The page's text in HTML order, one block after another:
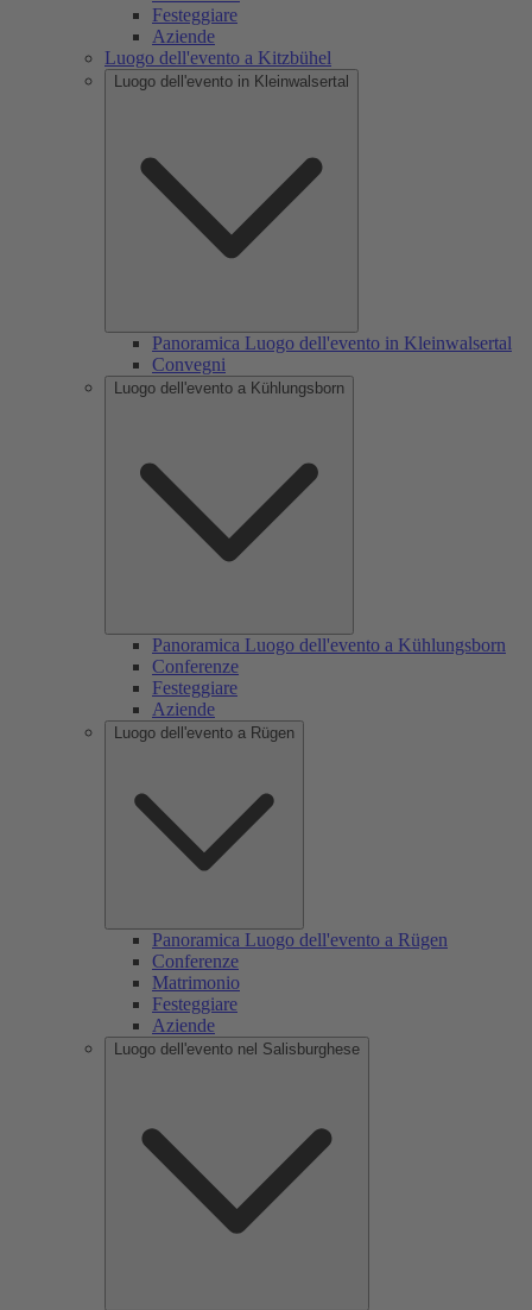
Festeggiare
Aziende
Luogo dell'evento a Kitzbühel
Luogo dell'evento in Kleinwalsertal
Panoramica Luogo dell'evento in Kleinwalsertal
Convegni
Luogo dell'evento a Kühlungsborn
Panoramica Luogo dell'evento a Kühlungsborn
Conferenze
Festeggiare
Aziende
Luogo dell'evento a Rügen
Panoramica Luogo dell'evento a Rügen
Conferenze
Matrimonio
Festeggiare
Aziende
Luogo dell'evento nel Salisburghese